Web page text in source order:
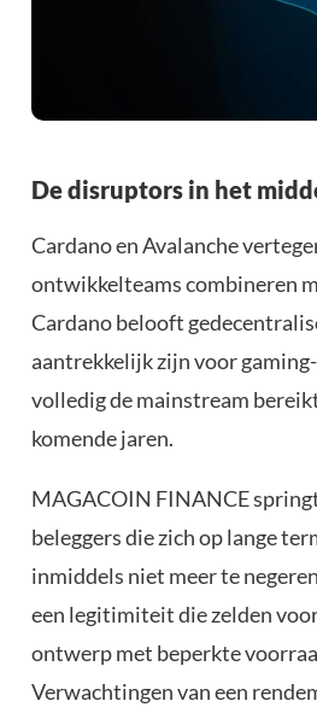
De disruptors in het
Cardano en Avalanche
ontwikkelteams combineren
Cardano belooft
aantrekkelijk zijn voor
volledig de mainstream
komende jaren.
MAGACOIN FINANCE
beleggers die zich op lange
inmiddels niet meer te
een legitimiteit die zelden
ontwerp met beperkte
Verwachtingen van een